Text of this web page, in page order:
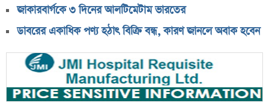
জাকারবার্গকে ৩ দিনের আলটিমেটাম ভারতের
ডাবরের একাধিক পণ্য হঠাৎ বিক্রি বন্ধ, কারণ জানলে অবাক হবেন